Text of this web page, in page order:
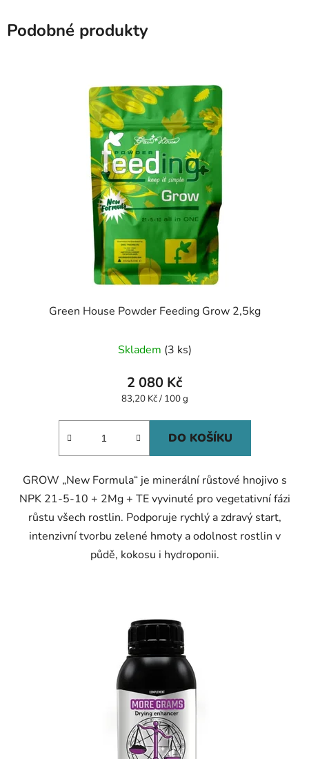
Podobné produkty
Green House Powder Feeding Grow 2,5kg
Skladem (3 ks)
2 080 Kč
Měrná
83,20 Kč / 100 g
DO KOŠÍKU
GROW „New Formula“ je minerální růstové hnojivo s
NPK 21-5-10 + 2Mg + TE vyvinuté pro vegetativní fázi
růstu všech rostlin. Podporuje rychlý a zdravý start,
intenzivní tvorbu zelené hmoty a odolnost rostlin v
půdě, kokosu i hydroponii.